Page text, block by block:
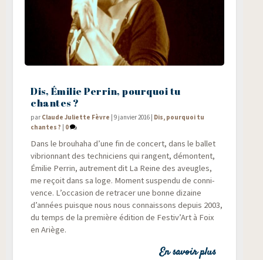
Dis, Émilie Perrin, pourquoi tu
chantes ?
par Claude Juliette Fèvre |9 janvier 2016 Dis, pourquoi tu
chantes ?
0
Dans le brou­ha­ha d’une fin de concert, dans le bal­let
vibrion­nant des tech­ni­ciens qui rangent, démontent,
Émi­lie Per­rin, autre­ment dit La Reine des aveugles,
me reçoit dans sa loge. Moment sus­pen­du de conni­
vence. L’occasion de retra­cer une bonne dizaine
d’années puisque nous nous connais­sons depuis 2003,
du temps de la pre­mière édi­tion de Festiv’Art à Foix
en Ariège.
En savoir plus